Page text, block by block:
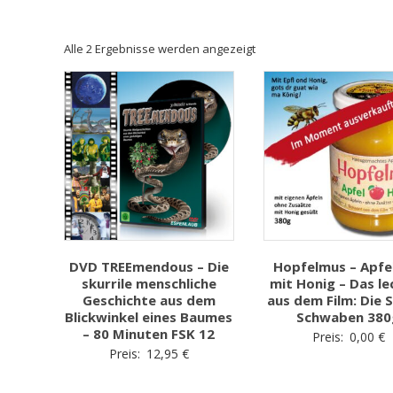
Alle 2 Ergebnisse werden angezeigt
DVD TREEmendous – Die
skurrile menschliche
Geschichte aus dem
Blickwinkel eines Baumes
– 80 Minuten FSK 12
Preis: 12,95 €
Hopfelmus –
mit Honig – Das
aus dem Film: Die
Schwaben
Preis: 0,00 €